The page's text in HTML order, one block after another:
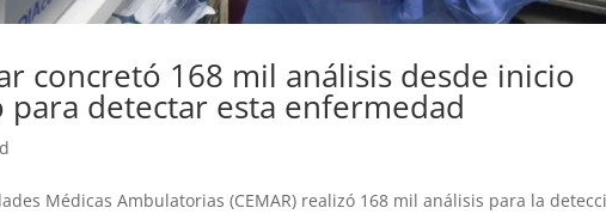
concretó 168 mil análisis desde inicio
para detectar esta enfermedad
Médicas Ambulatorias (CEMAR) realizó 168 mil análisis para la